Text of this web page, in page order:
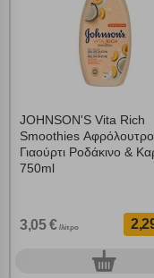
JOHNSON'S Vita Rich
Smoothies
Γιαούρτι Ροδάκινο &
750ml
3,05 € /λίτρο
0τεμ.